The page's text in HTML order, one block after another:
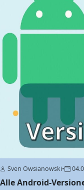
Sven Owsianowski•
Alle Android-